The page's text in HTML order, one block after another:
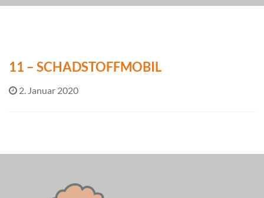
11 – SCHADSTOFFMOBIL
2. Januar 2020